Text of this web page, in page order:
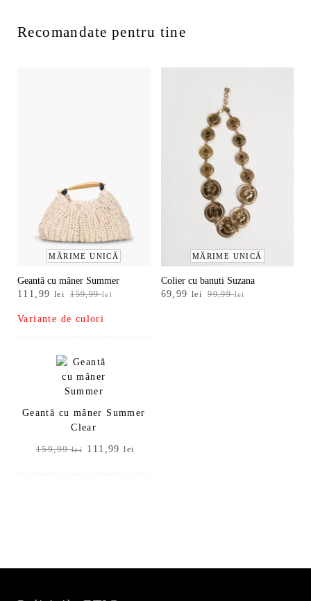
Recomandate pentru tine
MĂRIME UNICĂ
Geantă cu mâner Summer
159,99lei
Prețul
a
fost:
111,99 lei
Prețul
este:
111,99 lei.
Variante de culori
Geantă cu mâner Summer
Clear
159,99lei
Prețul
a
111,99lei
este:
MĂRIME UNICĂ
Colier cu banuti Suzana
99,99lei
Prețul
69,99 lei
Prețul